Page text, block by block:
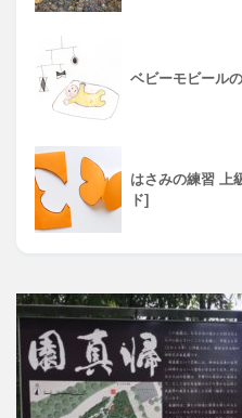
ベビーモビール
はさみの練習 上
ド]